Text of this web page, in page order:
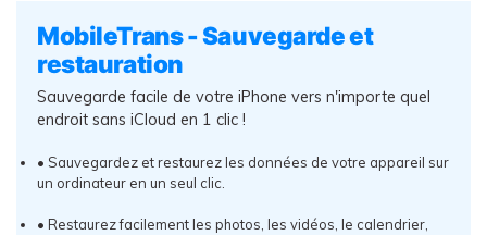
MobileTrans - Sauvegarde et
restauration
Sauvegarde facile de votre iPhone vers n'importe quel
endroit sans iCloud en 1 clic !
• Sauvegardez et restaurez les données de votre appareil sur
un ordinateur en un seul clic.
• Restaurez facilement les photos, les vidéos, le calendrier,